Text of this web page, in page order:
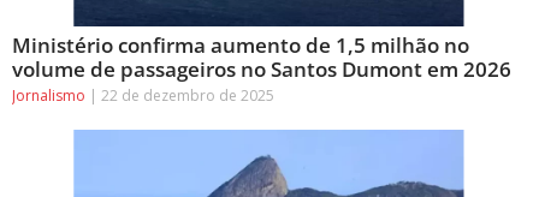
Ministério confirma aumento de 1,5 milhão no
volume de passageiros no Santos Dumont em 2026
Jornalismo 22 de dezembro de 2025